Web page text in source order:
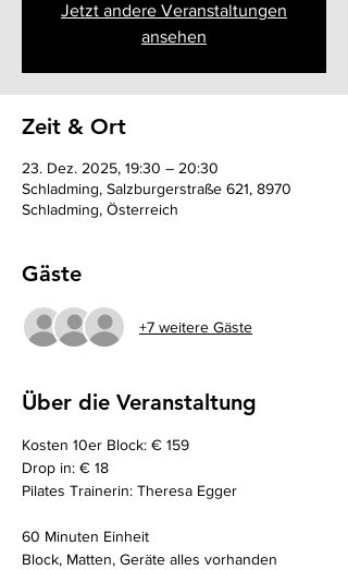
Jetzt andere Veranstaltungen
ansehen
Zeit & Ort
23. Dez. 2025, 19:30 – 20:30
Schladming, Salzburgerstraße 621, 8970
Schladming, Österreich
Gäste
+7 weitere Gäste
Über die Veranstaltung
Kosten 10er Block: € 159
Drop in: € 18
Pilates Trainerin: Theresa Egger
60 Minuten Einheit
Block, Matten, Geräte alles vorhanden